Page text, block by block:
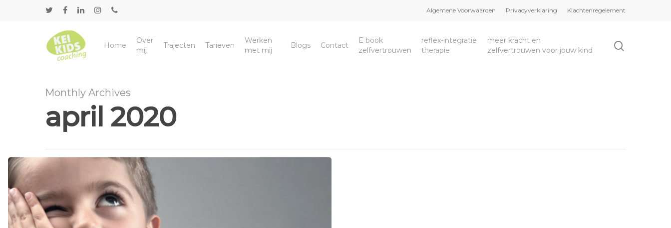
Algemene Voorwaarden Privacyverklaring Klachtenregelement
Home
Over
mij
Trajecten Tarieven
Werken
met mij
Blogs Contact
E book
zelfvertrouwen
reflex-integratie
therapie
meer kracht en
zelfvertrouwen voor jouw kind
Monthly Archives
april 2020